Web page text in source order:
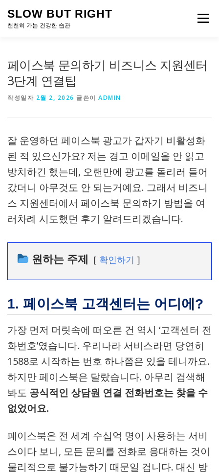
SLOW BUT RIGHT
천천히 가는 건강한 습관
메뉴
페이스북 문의하기 비즈니스 지원센터
3단계 연결팁
작성일자 2월 2, 2026 글쓴이 ADMIN
잘 운영하던 페이스북 광고가 갑자기 비활성화
된 적 있으신가요? 저는 경고 이메일을 안 읽고
방치하긴 했는데, 오랜만에 광고를 돌리러 들어
갔더니 아무것도 안 되는거예요. 그래서 비즈니
스 지원센터에서 페이스북 문의하기 방법을 여
러차례 시도했던 후기 알려드리겠습니다.
원하는 주제 확인하기
1. 페이스북 고객센터는 어디에?
가장 먼저 머릿속에 떠오른 건 역시 ‘고객센터 전
화번호’였습니다. 우리나라 서비스라면 당연히
1588로 시작하는 번호 하나쯤은 있을 테니까요.
하지만 페이스북은 달랐습니다. 아무리 검색해
봐도 공식적인 상담원 연결 전화번호는 찾을 수
없었어요.
페이스북은 전 세계 수십억 명이 사용하는 서비
스이다 보니, 모든 문의를 전화로 응대하는 것이
물리적으로 불가능하기 때문일 겁니다. 대신 방